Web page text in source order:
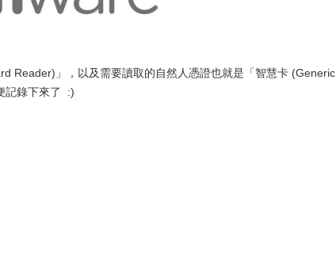
Reader)」，以及需要讀取的自然人憑證也就是「智慧卡 (Generic
記錄下來了 :)